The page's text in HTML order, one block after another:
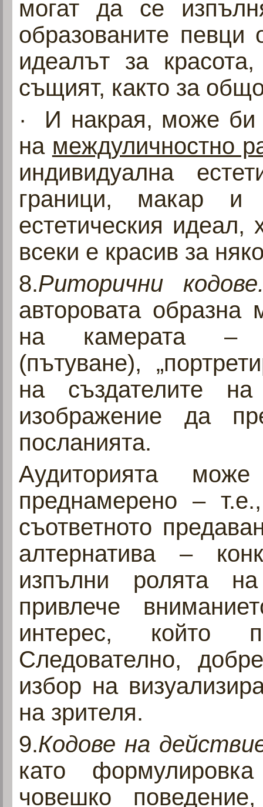
могат да се
образованите певци
идеалът за
същият, както за
· И накрая, може би
на междуличностно
индивидуална
граници, макар
естетическия идеал,
всеки е красив за
8.Риторични
авторовата
на камерата –
(пътуване),
на създателите
изображение да
посланията.
Аудиторията
преднамерено –
съответното
алтернатива –
изпълни ролята
привлече
интерес, който
Следователно,
избор на
на зрителя.
9.Кодове на
като
човешко